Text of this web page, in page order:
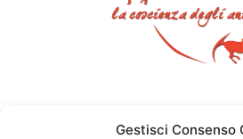
Gestisci Consenso